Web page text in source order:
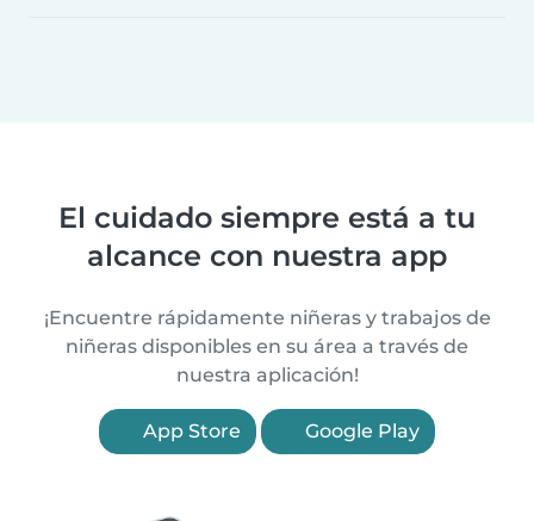
El cuidado siempre está a tu
alcance con nuestra app
¡Encuentre rápidamente niñeras y trabajos de
niñeras disponibles en su área a través de
nuestra aplicación!
App Store Google Play